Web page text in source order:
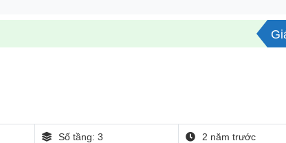
Số tầng: 3 2 năm trước